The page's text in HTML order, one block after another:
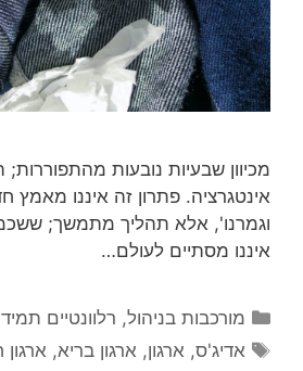
מכיוון שבעיות נובעות מהתפוררות;
אינטגרציה. פתרון זה איננו מאמץ
וגמרנו', אלא תהליך מתמשך;
איננו מסתיים לעולם…
קטגוריות
מורכבות בניהול, רלוונטיים תמיד
תגיות
אדיג'ס, ארגון, ארגון בריא, ארגון